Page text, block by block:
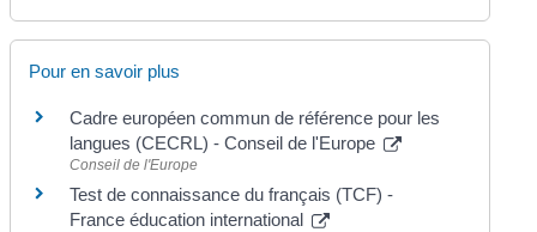
Pour en savoir plus
Cadre européen commun de référence pour les
langues (CECRL) - Conseil de l'Europe
Conseil de l'Europe
Test de connaissance du français (TCF) -
France éducation international